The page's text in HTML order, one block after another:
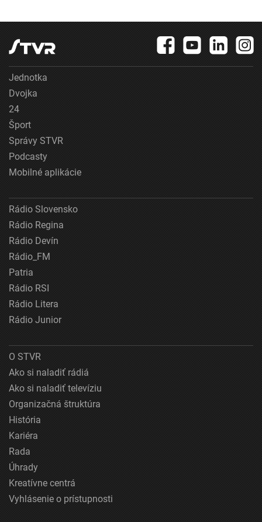
Jednotka
Dvojka
24
Šport
Správy STVR
Podcasty
Mobilné aplikácie
Rádio Slovensko
Rádio Regina
Rádio Devín
Rádio_FM
Patria
Rádio RSI
Rádio Litera
Rádio Junior
O STVR
Ako si naladiť rádiá
Ako si naladiť televíziu
Organizačná štruktúra
História
Kariéra
Rada
Úhrady
Kreatívne centrá
Vyhlásenie o prístupnosti